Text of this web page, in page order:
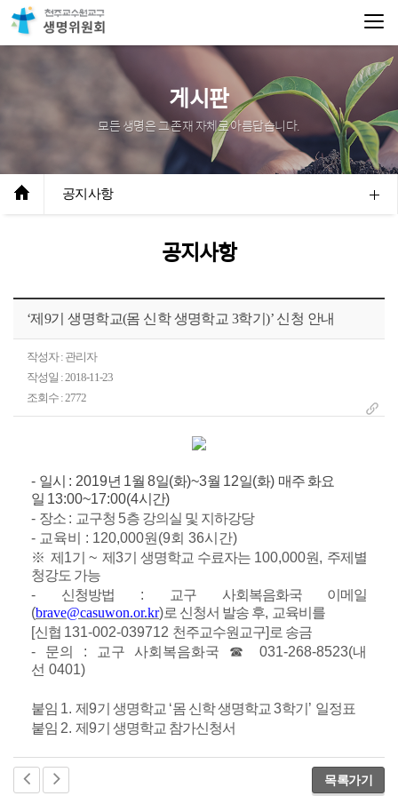
게시판
모든 생명은 그 존재 자체로 아름답습니다.
공지사항
공지사항
‘제9기 생명학교(몸 신학 생명학교 3학기)’ 신청 안내
작성자 : 관리자
작성일 : 2018-11-23
조회수 : 2772
- 일시 : 2019년 1월 8일(화)~3월 12일(화) 매주 화요
일 13:00~17:00(4시간)
- 장소 : 교구청 5층 강의실 및 지하강당
- 교육비 : 120,000원 (9회 36시간)
※제 1기~ 제 3기 생명학교 수료자는 100,000원, 주제별
청강도 가능
- 신청방법 :
교구 사회복음화국 이메일
(brave@casuwon.or.kr)로 신청서 발송 후, 교육비를
[신협 131-002-039712 천주교수원교구] 로 송금
- 문의 : 교구 사회복음화국 ☎031-268-8523(내
선 0401)
붙임 1. 제 9기 생명학교 ‘몸 신학 생명학교 3학기 ’ 일정표
붙임 2. 제 9기 생명학교 참가신청서
목록가기